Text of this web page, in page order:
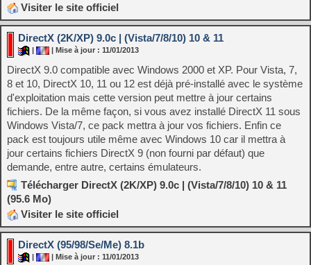
Visiter le site officiel
DirectX (2K/XP) 9.0c | (Vista/7/8/10) 10 & 11
| Mise à jour : 11/01/2013
DirectX 9.0 compatible avec Windows 2000 et XP. Pour Vista, 7,
8 et 10, DirectX 10, 11 ou 12 est déjà pré-installé avec le système
d'exploitation mais cette version peut mettre à jour certains
fichiers. De la même façon, si vous avez installé DirectX 11 sous
Windows Vista/7, ce pack mettra à jour vos fichiers. Enfin ce
pack est toujours utile même avec Windows 10 car il mettra à
jour certains fichiers DirectX 9 (non fourni par défaut) que
demande, entre autre, certains émulateurs.
Télécharger DirectX (2K/XP) 9.0c | (Vista/7/8/10) 10 & 11
(95.6 Mo)
Visiter le site officiel
DirectX (95/98/Se/Me) 8.1b
| Mise à jour : 11/01/2013